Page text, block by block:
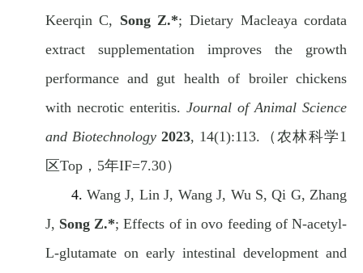
Keerqin C, Song Z.*; Dietary Macleaya cordata
extract supplementation improves the growth
performance and gut health of broiler chickens
with necrotic enteritis. Journal of Animal Science
and Biotechnology 2023, 14(1):113. （农林科学1
区Top， 5年IF=7.30）
4. Wang J, Lin J, Wang J, Wu S, Qi G, Zhang
J, Song Z.*; Effects of in ovo feeding of N-acetyl-
L-glutamate on early intestinal development and